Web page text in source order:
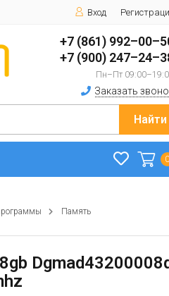
Вход
+7 (861)
+7 (900)
Пн–Пт
Заказать
Найти
Память